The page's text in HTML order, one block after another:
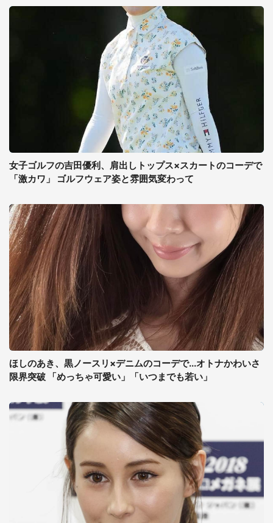
女子ゴルフの吉田優利、肩出しトップス×スカートのコーデで
「激カワ」 ゴルフウェア姿と雰囲気変わって
ほしのあき、黒ノースリ×デニムのコーデで...オトナかわいさ
限界突破 「めっちゃ可愛い」「いつまでも若い」